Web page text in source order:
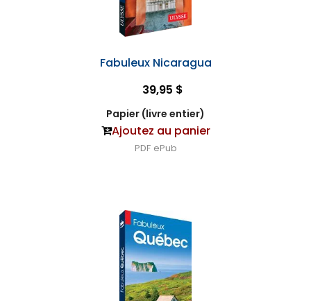
Fabuleux Nicaragua
39,95 $
Papier (livre entier)
Ajoutez au panier
PDF ePub